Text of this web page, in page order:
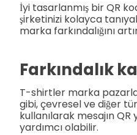
İyi tasarlanmış bir QR
şirketinizi kolayca
marka farkındalığını
Farkındalık
T-shirtler marka
gibi, çevresel ve diğer
kullanılarak mesajın
yardımcı olabilir.